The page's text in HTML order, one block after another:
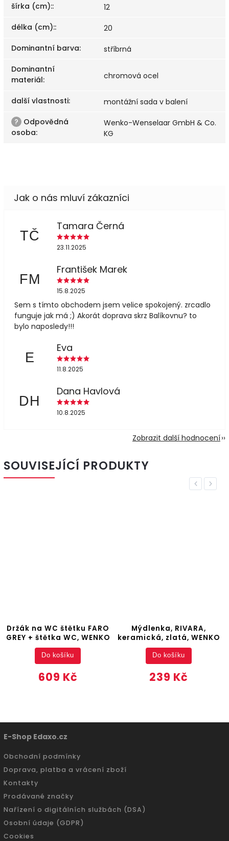
šírka (cm)::
12
délka (cm)::
20
Dominantní barva:
stříbrná
Dominantní
materiál: chromová ocel
další vlastnosti:
montážní sada v balení
? Odpovědná
osoba:
Wenko-Wenselaar GmbH & Co.
KG
TČ
Tamara Černá
23.11.2025
FM
František Marek
15.8.2025
Sem s tímto obchodem jsem velice spokojený. zrcadlo
funguje jak má ;) Akorát doprava skrz Balíkovnu? to
bylo naposledy!!!
E
Eva
11.8.2025
DH
Dana Havlová
10.8.2025
Zobrazit další hodnocení
SOUVISEJÍCÍ PRODUKTY
Previous
Mýdlenka, RIVARA,
keramická, zlatá, WENKO
239 Kč
Do košíku
Kelímek na zubní
kartáčky AURON, zlatý,
WENKO
159 Kč
Do košíku
Next
E-Shop Edaxo.cz
Obchodní podmínky
Doprava, platba a vrácení zboží
Kontakty
Prodávané značky
Nařízení o digitálních službách (DSA)
Osobní údaje (GDPR)
Cookies